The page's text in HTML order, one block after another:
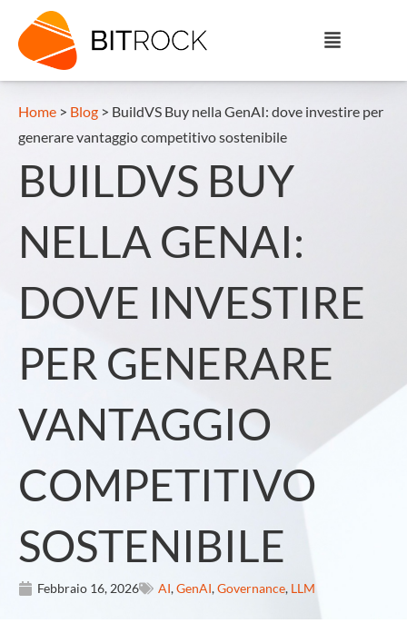
Home > Blog > BuildVS Buy nella GenAI: dove investire per
generare vantaggio competitivo sostenibile
BUILDVS BUY
NELLA GENAI:
DOVE INVESTIRE
PER GENERARE
VANTAGGIO
COMPETITIVO
SOSTENIBILE
Febbraio 16, 2026 AI,GenAI,Governance, LLM